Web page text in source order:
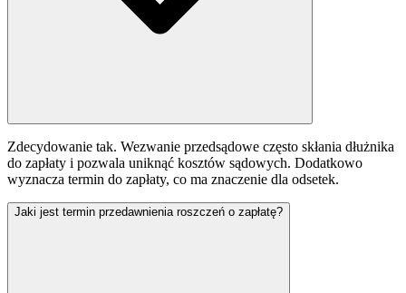
Zdecydowanie tak. Wezwanie przedsądowe często skłania dłużnika
do zapłaty i pozwala uniknąć kosztów sądowych. Dodatkowo
wyznacza termin do zapłaty, co ma znaczenie dla odsetek.
Jaki jest termin przedawnienia roszczeń o zapłatę?